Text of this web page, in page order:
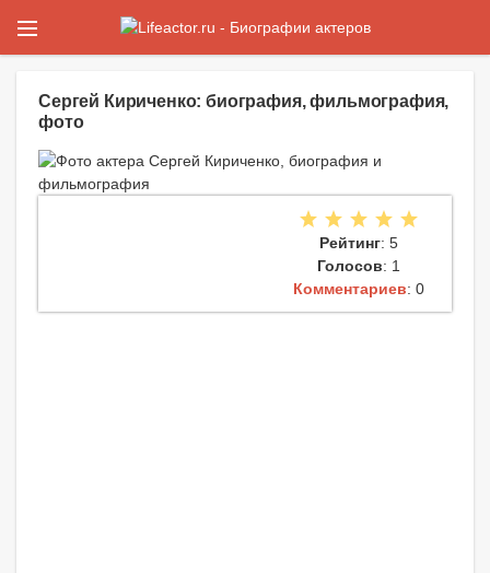
Сергей Кириченко: биография, фильмография,
фото
Рейтинг: 5
Голосов: 1
Комментариев: 0